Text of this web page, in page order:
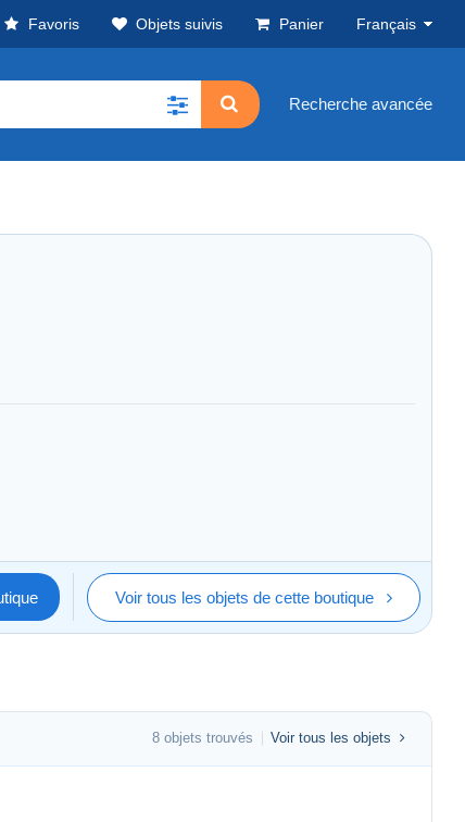
Favoris Objets suivis Panier Français
Recherche avancée
Voir tous les objets de cette boutique
8 objets trouvés Voir tous les objets